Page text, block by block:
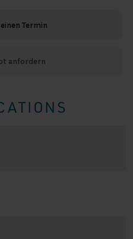
Termin
anfordern